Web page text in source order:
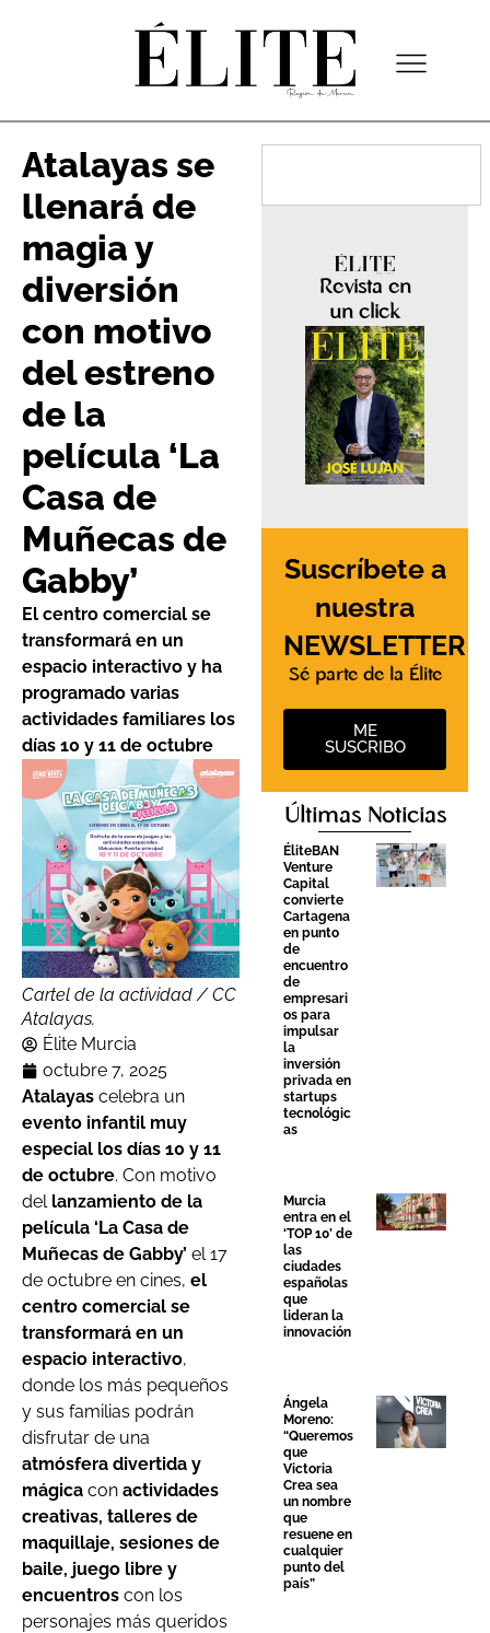
Atalayas se
llenará de
magia y
diversión
con motivo
del estreno
de la
película ‘La
Casa de
Muñecas de
Gabby’
El centro comercial se
transformará en un
espacio interactivo y ha
programado varias
actividades familiares los
días 10 y 11 de octubre
Cartel de la actividad / CC
Atalayas.
Élite Murcia
octubre 7, 2025
Atalayas celebra un
evento infantil muy
especial los días 10 y 11
de octubre. Con motivo
del lanzamiento de la
película ‘La Casa de
Muñecas de Gabby’ el 17
de octubre en cines, el
centro comercial se
transformará en un
espacio interactivo,
donde los más pequeños
y sus familias podrán
disfrutar de una
atmósfera divertida y
mágica con actividades
creativas, talleres de
maquillaje, sesiones de
baile, juego libre y
encuentros con los
personajes más queridos
Revista en
un click
Suscríbete a
nuestra
NEWSLETTER
Sé parte de la Élite
ME
SUSCRIBO
Últimas Noticias
ÉliteBAN
Venture
Capital
convierte
Cartagena
en punto
de
encuentro
de
empresari
os para
impulsar
la
inversión
privada en
startups
tecnológic
as
Murcia
entra en el
‘TOP 10’ de
las
ciudades
españolas
que
lideran la
innovación
Ángela
Moreno:
“Queremos
que
Victoria
Crea sea
un nombre
que
resuene en
cualquier
punto del
país”